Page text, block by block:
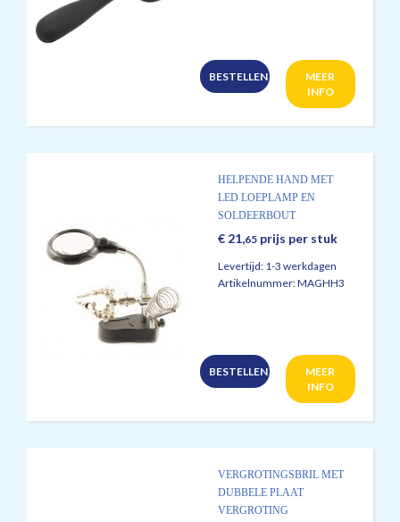
BESTELLEN
MEER
INFO
HELPENDE HAND MET
LED LOEPLAMP EN
SOLDEERBOUT
STANDAARD.
€ 21,65 prijs per stuk
Levertijd: 1-3 werkdagen
Artikelnummer:MAGHH3
BESTELLEN
MEER
INFO
VERGROTINGSBRIL MET
DUBBELE PLAAT
VERGROTING